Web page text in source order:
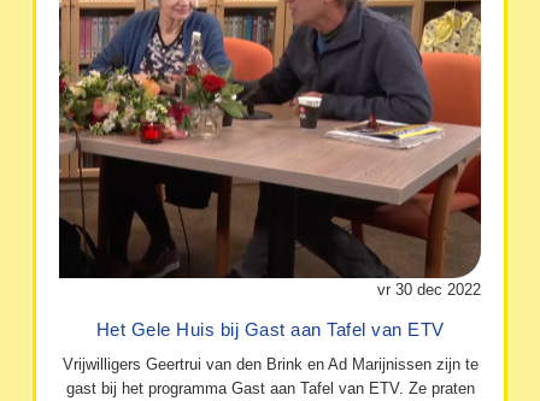
vr 30 dec 2022
Het Gele Huis bij Gast aan Tafel van ETV
Vrijwilligers Geertrui van den Brink en Ad Marijnissen zijn te
gast bij het programma Gast aan Tafel van ETV. Ze praten